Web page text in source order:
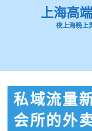
上海高
夜上海晚上
私域流量
会所的外